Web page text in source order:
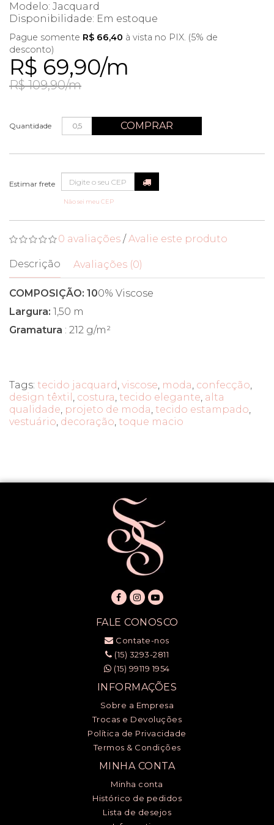
Modelo: Jacquard
Disponibilidade: Em estoque
R$ 69,90/m
R$ 109,90/m
Pague somente R$ 66,40 à vista no PIX. (5% de
desconto)
Quantidade COMPRAR
Não sei meu CEP
0 avaliações /Avalie este produto
Descrição Avaliações (0)
COMPOSIÇÃO: 100% Viscose
Largura: 1,50 m
Gramatura : 212 g/m²
Tags: tecido jacquard , viscose, moda, confecção,
design têxtil , costura, tecido elegante, alta
qualidade, projeto de moda, tecido estampado,
vestuário, decoração, toque macio
FALE CONOSCO
Contate-nos
(15) 3293-2811
(15) 99119 1954
INFORMAÇÕES
Sobre a Empresa
Trocas e Devoluções
Política de Privacidade
Termos & Condições
MINHA CONTA
Minha conta
Histórico de pedidos
Lista de desejos